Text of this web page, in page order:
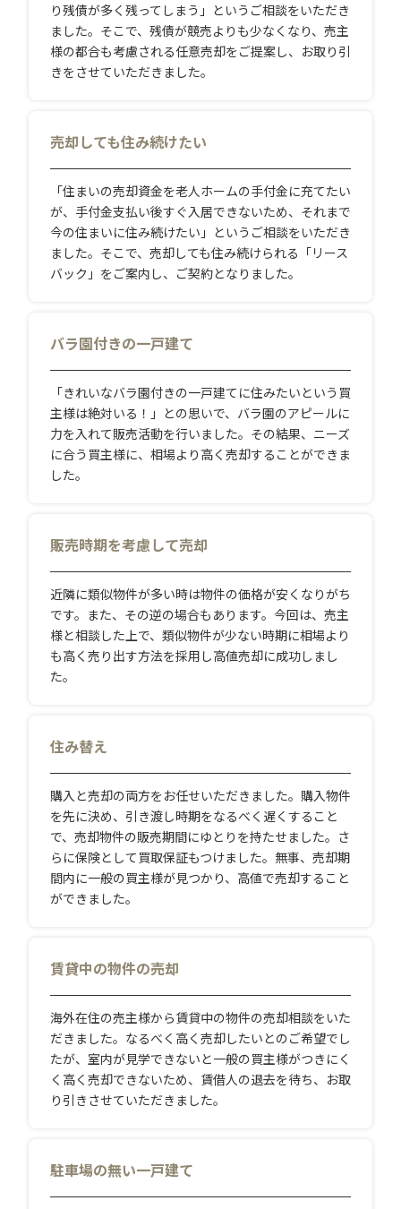
り残債が多く残ってしまう」というご相談をいただき
ました。そこで、残債が競売よりも少なくなり、売主
様の都合も考慮される任意売却をご提案し、お取り引
きをさせていただきました。
売却しても住み続けたい
「住まいの売却資金を老人ホームの手付金に充てたい
が、手付金支払い後すぐ入居できないため、それまで
今の住まいに住み続けたい」というご相談をいただき
ました。そこで、売却しても住み続けられる「リース
バック」をご案内し、ご契約となりました。
バラ園付きの一戸建て
「きれいなバラ園付きの一戸建てに住みたいという買
主様は絶対いる！」との思いで、バラ園のアピールに
力を入れて販売活動を行いました。その結果、ニーズ
に合う買主様に、相場より高く売却することができま
した。
販売時期を考慮して売却
近隣に類似物件が多い時は物件の価格が安くなりがち
です。また、その逆の場合もあります。今回は、売主
様と相談した上で、類似物件が少ない時期に相場より
も高く売り出す方法を採用し高値売却に成功しまし
た。
住み替え
購入と売却の両方をお任せいただきました。購入物件
を先に決め、引き渡し時期をなるべく遅くすること
で、売却物件の販売期間にゆとりを持たせました。さ
らに保険として買取保証もつけました。無事、売却期
間内に一般の買主様が見つかり、高値で売却すること
ができました。
賃貸中の物件の売却
海外在住の売主様から賃貸中の物件の売却相談をいた
だきました。なるべく高く売却したいとのご希望でし
たが、室内が見学できないと一般の買主様がつきにく
く高く売却できないため、賃借人の退去を待ち、お取
り引きさせていただきました。
駐車場の無い一戸建て